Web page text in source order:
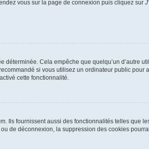
vous sur la page de connexion puis cliquez sur
Cela empêche que quelqu’un d’autre
si vous utilisez un ordinateur public pour
cette fonctionnalité.
Ils fournissent aussi des fonctionnalités telles que
de déconnexion, la suppression des cookies